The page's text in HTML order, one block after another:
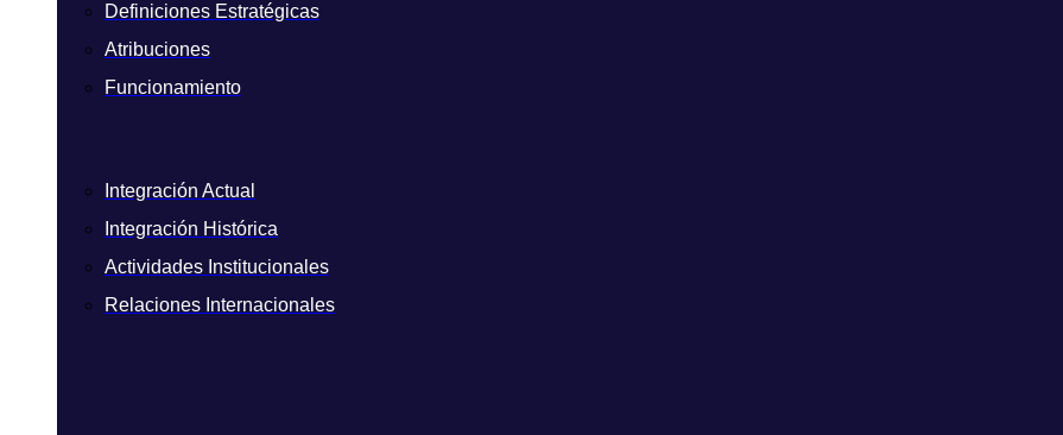
Definiciones Estratégicas
Atribuciones
Funcionamiento
Integración Actual
Integración Histórica
Actividades Institucionales
Relaciones Internacionales